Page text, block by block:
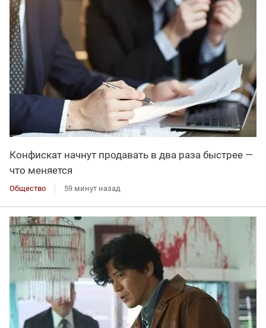
Конфискат начнут продавать в два раза быстрее —
что меняется
Общество 59 минут назад